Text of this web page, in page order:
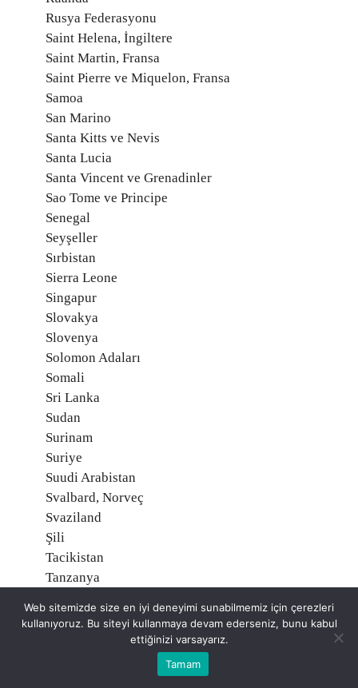
Rusya Federasyonu
Saint Helena, İngiltere
Saint Martin, Fransa
Saint Pierre ve Miquelon, Fransa
Samoa
San Marino
Santa Kitts ve Nevis
Santa Lucia
Santa Vincent ve Grenadinler
Sao Tome ve Principe
Senegal
Seyşeller
Sırbistan
Sierra Leone
Singapur
Slovakya
Slovenya
Solomon Adaları
Somali
Sri Lanka
Sudan
Surinam
Suriye
Suudi Arabistan
Svalbard, Norveç
Svaziland
Şili
Tacikistan
Tanzanya
Tayvan
Web sitemizde size en iyi deneyimi sunabilmemiz için çerezleri
kullanıyoruz. Bu siteyi kullanmaya devam ederseniz, bunu kabul
ettiğinizi varsayarız.
Tamam